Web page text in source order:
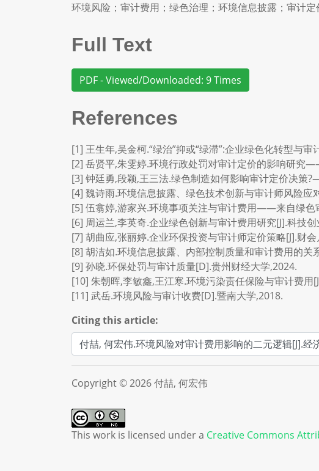
环境风险；审计费用；绿色治理；环境信息披露；审计定
Full Text
PDF - Viewed/Downloaded: 9 Times
References
[1] 王生年,吴金柯.“绿治”抑或“绿滞”:企业绿色化转型与
[2] 岳贤平,朱雯婷.环境行政处罚对审计定价的影响研究
[3] 钟廷勇,段颖,王三法.绿色制造如何影响审计定价决策
[4] 魏诗雨.环境信息披露、绿色技术创新与审计师风险应
[5] 伍翕婷,游家兴.环境事项关注与审计费用——来自绿色
[6] 周运兰,李英奇.企业绿色创新与审计费用研究[J].科技
[7] 胡曲应,张丽婷.企业环保投资与审计师定价策略[J].财
[8] 胡洁如.环境信息披露、内部控制质量和审计费用的关
[9] 孙晓.环保处罚与审计质量[D].贵州财经大学,2024.
[10] 朱朝晖,李敏鑫,王江寒.环境污染责任保险与审计费用
[11] 武岳.环境风险与审计收费[D].暨南大学,2018.
Citing this article:
Copyright © 2026 付喆, 何宏伟
This work is licensed under a Creative Commons